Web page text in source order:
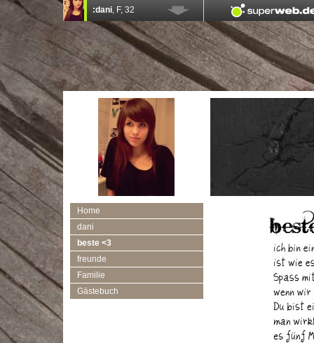
Home
dani
beste <3
freunde
Familie
Gästebuch